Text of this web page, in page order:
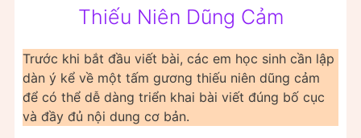
Thiếu Niên Dũng Cảm
Trước khi bắt đầu viết bài, các em học sinh cần lập
dàn ý kể về một tấm gương thiếu niên dũng cảm
để có thể dễ dàng triển khai bài viết đúng bố cục
và đầy đủ nội dung cơ bản.